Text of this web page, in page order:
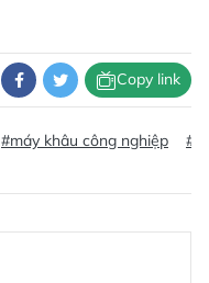
Copy link
#máy khâu công nghiệp